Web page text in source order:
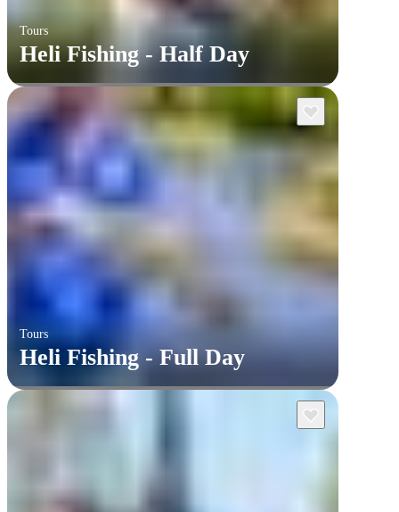
Tours
Heli Fishing - Half Day
Tours
Heli Fishing - Full Day